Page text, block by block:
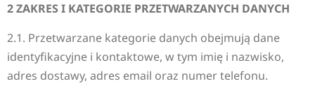
2 ZAKRES I KATEGORIE PRZETWARZANYCH DANYCH
2.1. Przetwarzane kategorie danych obejmują dane
identyfikacyjne i kontaktowe, w tym imię i nazwisko,
adres dostawy, adres email oraz numer telefonu.